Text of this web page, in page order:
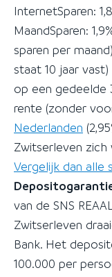
InternetSparen:
MaandSparen:
sparen per
staat 10 jaar
op een gedeelde
rente (zonder
Nederlanden
Zwitserleven
Vergelijk dan alle
van de SNS
Zwitserleven
Bank. Het
100.000 per